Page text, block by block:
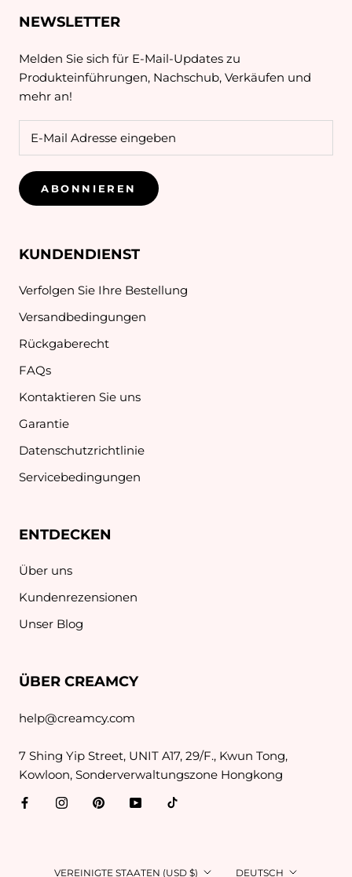
NEWSLETTER
Melden Sie sich für E-Mail-Updates zu
Produkteinführungen, Nachschub, Verkäufen und
mehr an!
ABONNIEREN
KUNDENDIENST
Verfolgen Sie Ihre Bestellung
Versandbedingungen
Rückgaberecht
FAQs
Kontaktieren Sie uns
Garantie
Datenschutzrichtlinie
Servicebedingungen
ENTDECKEN
Über uns
Kundenrezensionen
Unser Blog
ÜBER CREAMCY
help@creamcy.com
7 Shing Yip Street, UNIT A17, 29/F., Kwun Tong,
Kowloon, Sonderverwaltungszone Hongkong
Land/Region
VEREINIGTE STAATEN (USD $) Sprache
DEUTSCH